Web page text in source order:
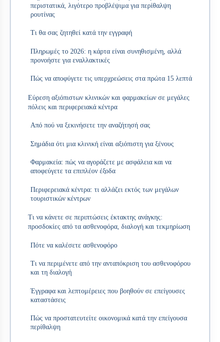
περιστατικά, λιγότερο προβλέψιμα για περίθαλψη
ρουτίνας
Τι θα σας ζητηθεί κατά την εγγραφή
Πληρωμές το 2026: η κάρτα είναι συνηθισμένη, αλλά
προνοήστε για εναλλακτικές
Πώς να αποφύγετε τις υπερχρεώσεις στα πρώτα 15 λεπτά
Εύρεση αξιόπιστων κλινικών και φαρμακείων σε μεγάλες
πόλεις και περιφερειακά κέντρα
Από πού να ξεκινήσετε την αναζήτησή σας
Σημάδια ότι μια κλινική είναι αξιόπιστη για ξένους
Φαρμακεία: πώς να αγοράζετε με ασφάλεια και να
αποφεύγετε τα επιπλέον έξοδα
Περιφερειακά κέντρα: τι αλλάζει εκτός των μεγάλων
τουριστικών κέντρων
Τι να κάνετε σε περιπτώσεις έκτακτης ανάγκης:
προσδοκίες από τα ασθενοφόρα, διαλογή και τεκμηρίωση
Πότε να καλέσετε ασθενοφόρο
Τι να περιμένετε από την ανταπόκριση του ασθενοφόρου
και τη διαλογή
Έγγραφα και λεπτομέρειες που βοηθούν σε επείγουσες
καταστάσεις
Πώς να προστατευτείτε οικονομικά κατά την επείγουσα
περίθαλψη